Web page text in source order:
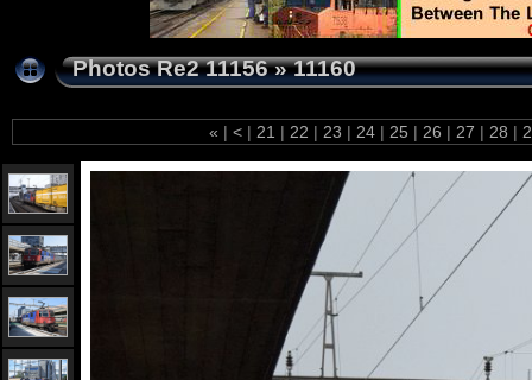
Photos Re2 11156»11160
« | < | 21 | 22 | 23 | 24 | 25 | 26 | 27 | 28 |